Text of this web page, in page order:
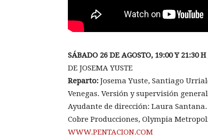
SÁBADO 26 DE AGOSTO, 19:00 Y 21:30
DE JOSEMA YUSTE
Reparto: Josema Yuste, Santiago
Venegas. Versión y supervisión
Ayudante de dirección: Laura
Cobre Producciones, Olympia
WWW.PENTACION.COM